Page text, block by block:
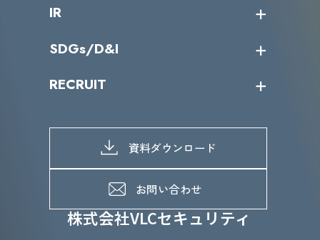
株式会社VLCセキュリティ
パートナー企業一覧
カテゴリー別サービス一覧
IR
IRカレンダー
IRライブラリー
よくあるご質問
SDGs/D&I
当グループのマテリアリティ
SDGs推進体制
D&Iの取り組み
RECRUIT
募集職種一覧
メッセージ
メンバーインタビュー
資料ダウンロード
お問い合わせ